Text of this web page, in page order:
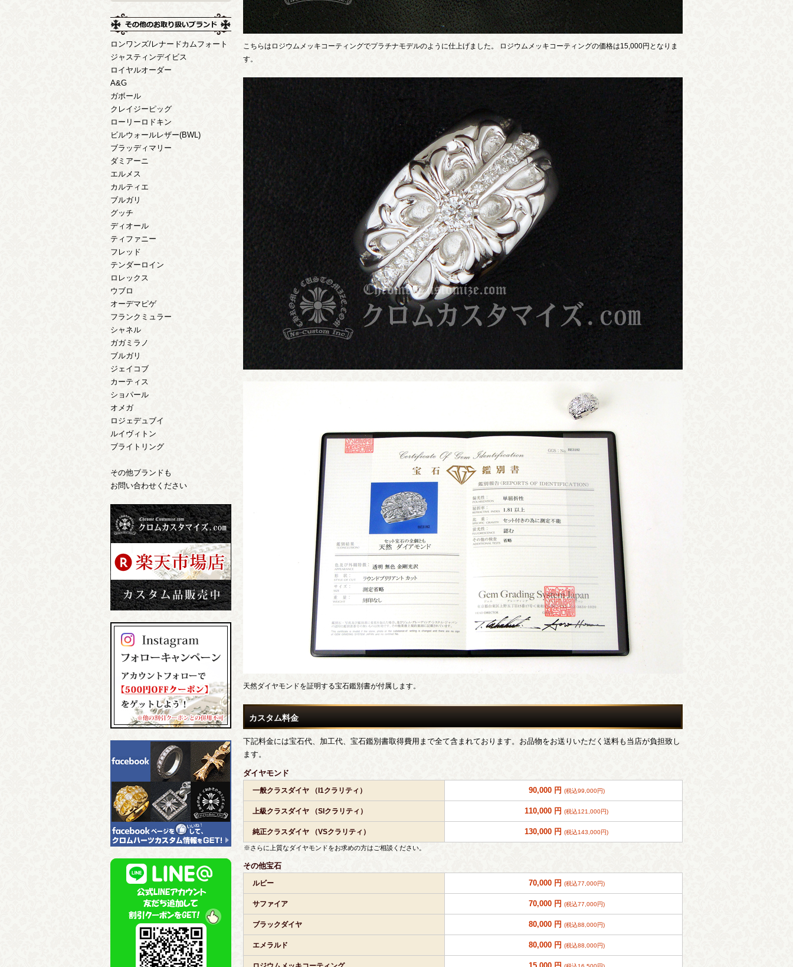
こちらはロジウムメッキコーティングでプラチナモデルのように仕上げました。 ロジウムメッキコーティングの価格は15,000円となりま
す。
天然ダイヤモンドを証明する宝石鑑別書が付属します。
カスタム料金
下記料金には宝石代、加工代、宝石鑑別書取得費用まで全て含まれております。お品物をお送りいただく送料も当店が負担致し
ます。
ダイヤモンド
一般クラスダイヤ （I1クラリティ） 90,000 円 (税込99,000円)
上級クラスダイヤ （SIクラリティ） 110,000 円 (税込121,000円)
純正クラスダイヤ （VSクラリティ） 130,000 円 (税込143,000円)
※さらに上質なダイヤモンドをお求めの方はご相談ください。
その他宝石
ルビー 70,000 円 (税込77,000円)
サファイア 70,000 円 (税込77,000円)
ブラックダイヤ 80,000 円 (税込88,000円)
エメラルド 80,000 円 (税込88,000円)
ロンワンズ/レナードカムフォート
ジャスティンデイビス
ロイヤルオーダー
A&G
ガボール
クレイジーピッグ
ローリーロドキン
ビルウォールレザー(BWL)
ブラッディマリー
ダミアーニ
エルメス
カルティエ
ブルガリ
グッチ
ディオール
ティファニー
フレッド
テンダーロイン
ロレックス
ウブロ
オーデマピゲ
フランクミュラー
シャネル
ガガミラノ
ブルガリ
ジェイコブ
カーティス
ショパール
オメガ
ロジェデュブイ
ルイヴィトン
ブライトリング
その他ブランドも
お問い合わせください